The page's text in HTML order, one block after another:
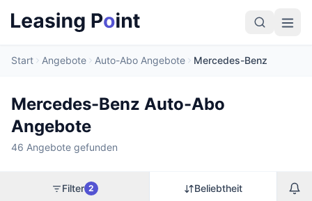
Start Angebote Auto-Abo Angebote Mercedes-Benz
Mercedes-Benz Auto-Abo
Angebote
46 Angebote gefunden
Filter 2 Beliebtheit